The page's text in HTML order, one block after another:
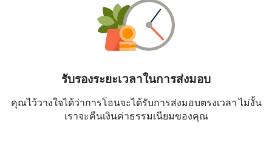
รับรองระยะเวลาในการส่งมอบ
คุณไว้วางใจได้ว่าการโอนจะได้รับการส่งมอบตรงเวลา ไม่งั้น
เราจะคืนเงินค่าธรรมเนียมของคุณ